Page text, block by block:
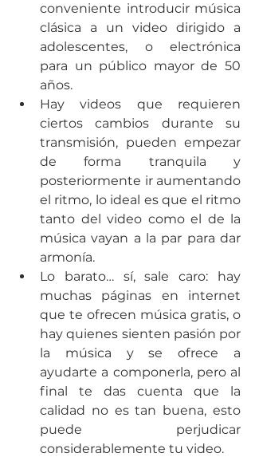
conveniente introducir música
clásica a un video dirigido a
adolescentes, o electrónica
para un público mayor de 50
años.
Hay videos que requieren
ciertos cambios durante su
transmisión, pueden empezar
de forma tranquila y
posteriormente ir aumentando
el ritmo, lo ideal es que el ritmo
tanto del video como el de la
música vayan a la par para dar
armonía.
Lo barato… sí, sale caro: hay
muchas páginas en internet
que te ofrecen música gratis, o
hay quienes sienten pasión por
la música y se ofrece a
ayudarte a componerla, pero al
final te das cuenta que la
calidad no es tan buena, esto
puede perjudicar
considerablemente tu video.